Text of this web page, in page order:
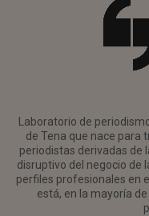
Laboratorio de
de Tena que nace para
periodistas derivadas de
disruptivo del negocio de
perfiles profesionales en
está, en la mayoría